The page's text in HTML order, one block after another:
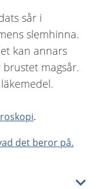
sår i
slemhinna.
kan annars
magsår.
.
det beror på.